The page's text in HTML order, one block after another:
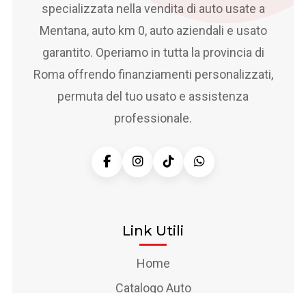
specializzata nella vendita di auto usate a
Mentana, auto km 0, auto aziendali e usato
garantito. Operiamo in tutta la provincia di
Roma offrendo finanziamenti personalizzati,
permuta del tuo usato e assistenza
professionale.
Link Utili
Home
Catalogo Auto